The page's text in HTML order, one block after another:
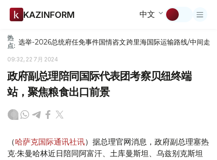
KAZINFORM 中文
热
点: 选举-2026总统府任免事件国情咨文跨里海国际运输路线/中间走廊
09:32, 22 7月 2024
政府副总理陪同国际代表团考察贝纽终端
站，聚焦粮食出口前景
（哈萨克国际通讯社讯）据总理官网消息，政府副总理塞热
克·朱曼哈林近日陪同阿富汗、土库曼斯坦、乌兹别克斯坦